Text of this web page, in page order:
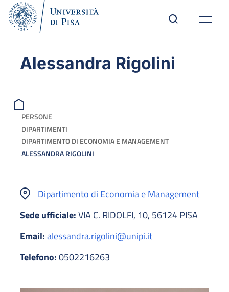
Alessandra Rigolini
PERSONE
DIPARTIMENTI
DIPARTIMENTO DI ECONOMIA E MANAGEMENT
ALESSANDRA RIGOLINI
Dipartimento di Economia e Management
Sede ufficiale:VIA C. RIDOLFI, 10, 56124 PISA
Email:alessandra.rigolini@unipi.it
Telefono:0502216263